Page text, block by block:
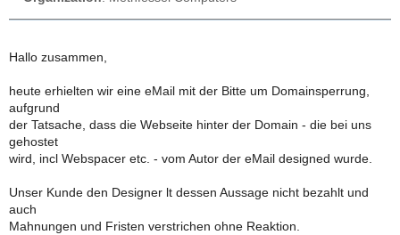
Hallo zusammen,
heute erhielten wir eine eMail mit der Bitte um Domainsperrung,
aufgrund
der Tatsache, dass die Webseite hinter der Domain - die bei uns
gehostet
wird, incl Webspacer etc. - vom Autor der eMail designed wurde.
Unser Kunde den Designer lt dessen Aussage nicht bezahlt und
auch
Mahnungen und Fristen verstrichen ohne Reaktion.